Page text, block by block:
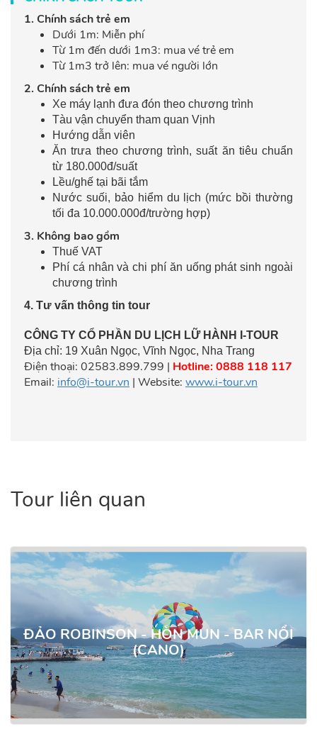
1. Chính sách trẻ em
Dưới 1m: Miễn phí
Từ 1m đến dưới 1m3: mua vé trẻ em
Từ 1m3 trở lên: mua vé người lớn
2. Chính sách trẻ em
Xe máy lạnh đưa đón theo chương trình
Tàu vận chuyển tham quan Vịnh
Hướng dẫn viên
Ăn trưa theo chương trình, suất ăn tiêu chuẩn
từ 180.000đ/suất
Lều/ghế tại bãi tắm
Nước suối, bảo hiểm du lịch (mức bồi thường
tối đa 10.000.000đ/trường hợp)
3. Không bao gồm
Thuế VAT
Phí cá nhân và chi phí ăn uống phát sinh ngoài
chương trình
4. Tư vấn thông tin tour
CÔNG TY CỔ PHẦN DU LỊCH LỮ HÀNH I-TOUR
Địa chỉ: 19 Xuân Ngọc, Vĩnh Ngọc, Nha Trang
Điện thoại: 02583.899.799 | Hotline: 0888 118 117
Email: info@i-tour.vn | Website: www.i-tour.vn
Tour liên quan
ĐẢO ROBINSON - HÒN MUN - BAR NỔI
(CANO)
450.000